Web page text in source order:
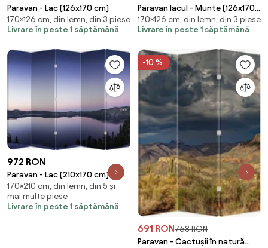
Paravan - Lac (126x170 cm)
170×126 cm, din lemn, din 3 piese
Livrare în peste 1 săptămână
Paravan lacul - Munte (126x170
cm)
170×126 cm, din lemn, din 3 piese
Livrare în peste 1 săptămână
972 RON
Paravan - Lac (210x170 cm)
170×210 cm, din lemn, din 5 și
mai multe piese
Livrare în peste 1 săptămână
-10 %
691 RON768 RON
Paravan - Cactușii în natură